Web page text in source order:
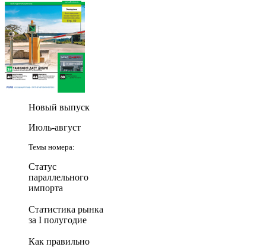
Новый выпуск
Июль-август
Темы номера:
Статус
параллельного
импорта
Статистика рынка
за I полугодие
Как правильно